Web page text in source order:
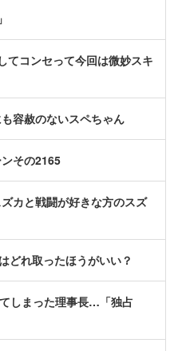
てコンセって今回は微妙スキ
容赦のないスペちゃん
ンその2165
カと戦闘が好きな方のスズ
どれ取ったほうがいい？
しまった理事長…「独占